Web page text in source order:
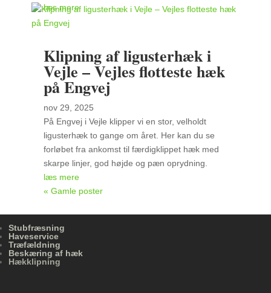
læs mere
Klipning af ligusterhæk i
Vejle – Vejles flotteste hæk
på Engvej
nov 29, 2025
På Engvej i Vejle klipper vi en stor, velholdt
ligusterhæk to gange om året. Her kan du se
forløbet fra ankomst til færdigklippet hæk med
skarpe linjer, god højde og pæn oprydning.
læs mere
« Gamle poster
Stubfræsning
Haveservice
Træfældning
Beskæring af hæk
Hækklipning